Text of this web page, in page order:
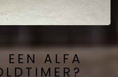
EEN ALFA